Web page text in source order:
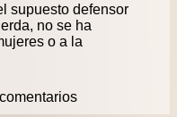
supuesto defensor
no se ha
o a la